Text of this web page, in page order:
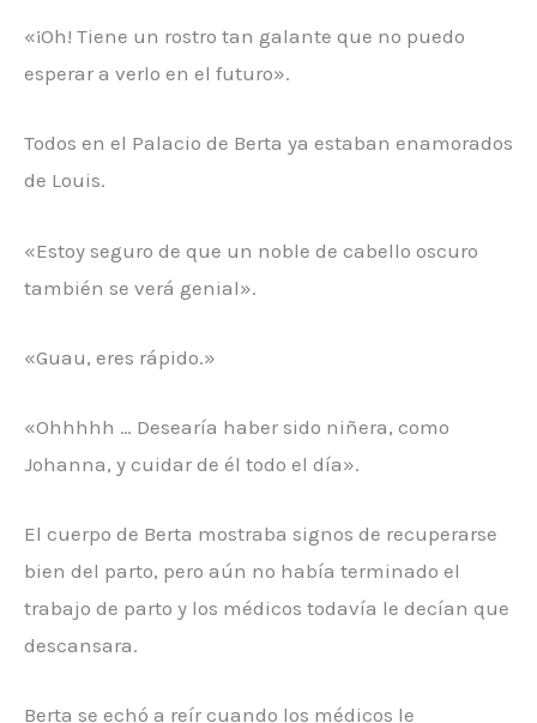
«¡Oh! Tiene un rostro tan galante que no puedo
esperar a verlo en el futuro».
Todos en el Palacio de Berta ya estaban enamorados
de Louis.
«Estoy seguro de que un noble de cabello oscuro
también se verá genial».
«Guau, eres rápido.»
«Ohhhhh … Desearía haber sido niñera, como
Johanna, y cuidar de él todo el día».
El cuerpo de Berta mostraba signos de recuperarse
bien del parto, pero aún no había terminado el
trabajo de parto y los médicos todavía le decían que
descansara.
Berta se echó a reír cuando los médicos le